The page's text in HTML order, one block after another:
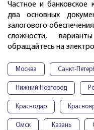
Частное и банковское
два основных
залогового
сложности,
обращайтесь на
Москва Санкт-
Нижний Новгород
Краснодар
Омск Казань